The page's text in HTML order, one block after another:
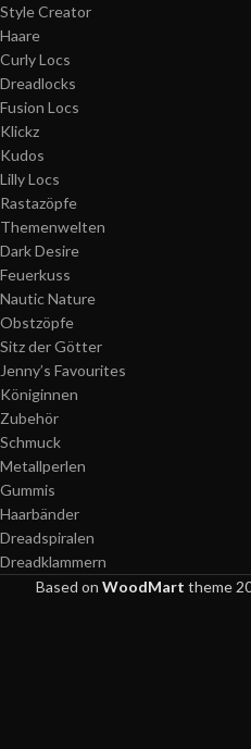
Style Creator
Haare
Curly Locs
Dreadlocks
Fusion Locs
Klickz
Kudos
Lilly Locs
Rastazöpfe
Themenwelten
Dark Desire
Feuerkuss
Nautic Nature
Obstzöpfe
Sitz der Götter
Jenny’s Favourites
Königinnen
Zubehör
Schmuck
Metallperlen
Gummis
Haarbänder
Dreadspiralen
Dreadklammern
Based on WoodMart theme